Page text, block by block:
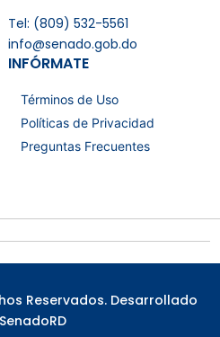
Tel: (809) 532-5561
info@senado.gob.do
INFÓRMATE
Términos de Uso
Políticas de Privacidad
Preguntas Frecuentes
Reservados. Desarrollado